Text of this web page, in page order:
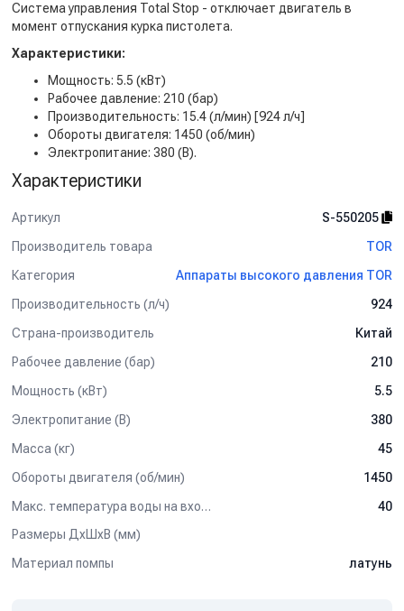
Система управления Total Stop - отключает двигатель в
момент отпускания курка пистолета.
Характеристики:
Мощность: 5.5 (кВт)
Рабочее давление: 210 (бар)
Производительность: 15.4 (л/мин) [924 л/ч]
Обороты двигателя: 1450 (об/мин)
Электропитание: 380 (В).
Характеристики
Артикул
S-550205
Производитель товара
TOR
Категория
Аппараты высокого давления TOR
Производительность (л/ч)
924
Страна-производитель
Китай
Рабочее давление (бар)
210
Мощность (кВт)
5.5
Электропитание (В)
380
Масса (кг)
45
Обороты двигателя (об/мин)
1450
Макс. температура воды на входе (°C)
40
Размеры ДхШхВ (мм)
Материал помпы
латунь